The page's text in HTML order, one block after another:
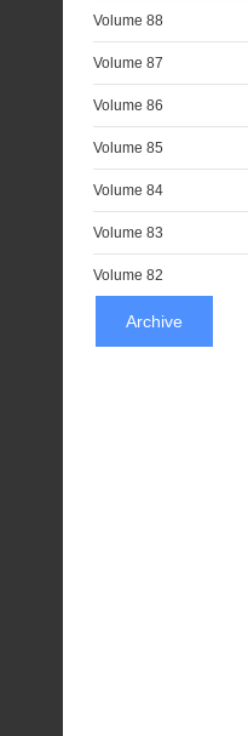
Volume 88
Volume 87
Volume 86
Volume 85
Volume 84
Volume 83
Volume 82
Archive